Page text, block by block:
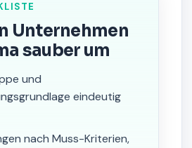
Unternehmen
sauber um
und
eindeutig
nach Muss-Kriterien,